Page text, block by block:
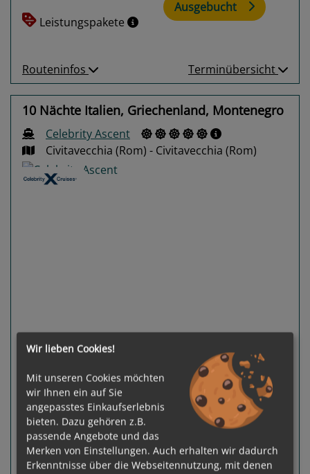
Leistungspakete
Ausgebucht
Routeninfos Terminübersicht
10 Nächte Italien, Griechenland, Montenegro
Celebrity Ascent
Civitavecchia (Rom) - Civitavecchia (Rom)
100 %
2Termine verfügbar:
07.08.26
18.09.26
Gewählter Termin:
07.08.2026 - 17.08.2026
Leistungspakete
Wir lieben Cookies!
Mit unseren Cookies möchten
wir Ihnen ein auf Sie
angepasstes Einkaufserlebnis
bieten. Dazu gehören z.B.
passende Angebote und das
Merken von Einstellungen. Auch erhalten wir dadurch
Erkenntnisse über die Webseitennutzung, mit denen